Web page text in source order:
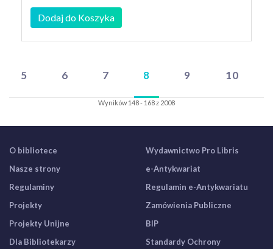
Dodaj do Koszyka
5 6 7 8 9 10
Wyników 148 - 168 z 2008
O bibliotece
Nasze strony
Regulaminy
Projekty
Projekty Unijne
Dla Bibliotekarzy
Wydawnictwo Pro Libris
e-Antykwariat
Regulamin e-Antykwariatu
Zamówienia Publiczne
BIP
Standardy Ochrony